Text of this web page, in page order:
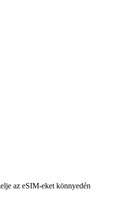
az eSIM-eket könnyedén